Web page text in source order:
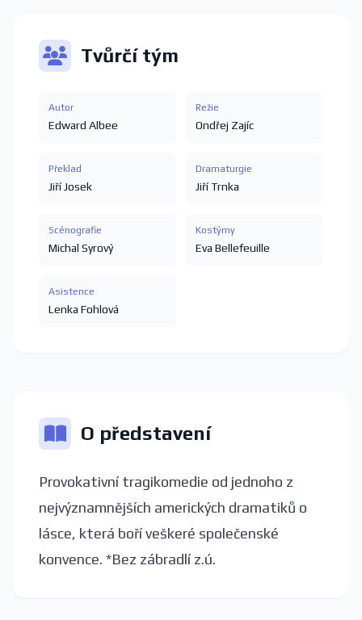
Tvůrčí tým
Autor
Edward Albee
Režie
Ondřej Zajíc
Překlad
Jiří Josek
Dramaturgie
Jiří Trnka
Scénografie
Michal Syrový
Kostýmy
Eva Bellefeuille
Asistence
Lenka Fohlová
O představení
Provokativní tragikomedie od jednoho z
nejvýznamnějších amerických dramatiků o
lásce, která boří veškeré společenské
konvence. *Bez zábradlí z.ú.